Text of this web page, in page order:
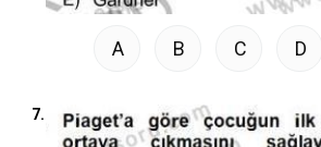
A B C D
7.